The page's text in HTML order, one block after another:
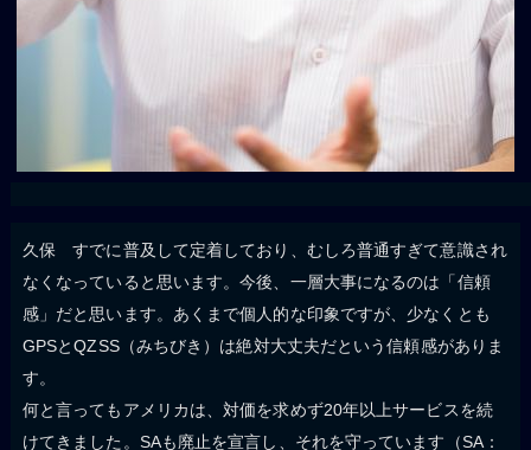
久保 すでに普及して定着しており、むしろ普通すぎて意識され
なくなっていると思います。今後、一層大事になるのは「信頼
感」だと思います。あくまで個人的な印象ですが、少なくとも
GPSとQZSS（みちびき）は絶対大丈夫だという信頼感がありま
す。
何と言ってもアメリカは、対価を求めず20年以上サービスを続
けてきました。SAも廃止を宣言し、それを守っています（SA：